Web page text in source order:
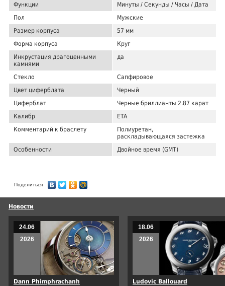
Функции
Минуты / Секунды / Часы / Дата
Пол
Мужские
Размер корпуса
57 мм
Форма корпуса
Круг
Инкрустация драгоценными
камнями
да
Стекло
Сапфировое
Цвет циферблата
Черный
Циферблат
Черные бриллианты 2.87 карат
Калибр
ETA
Комментарий к браслету
Полиуретан,
раскладывающаяся застежка
Особенности
Двойное время (GMT)
Поделиться
Новости
24.06
2026
Dann Phimphrachanh
18.06
2026
Ludovic Ballouard